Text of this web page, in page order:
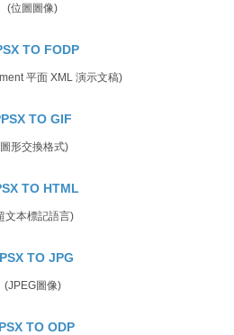
(位圖圖像)
TO FODP
平面 XML 演示文稿)
TO GIF
形交換格式)
TO HTML
文本標記語言)
TO JPG
(JPEG圖像)
TO ODP